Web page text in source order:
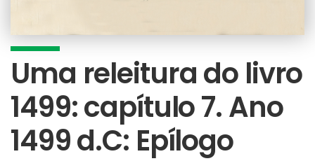
Uma releitura do livro
1499: capítulo 7. Ano
1499 d.C: Epílogo